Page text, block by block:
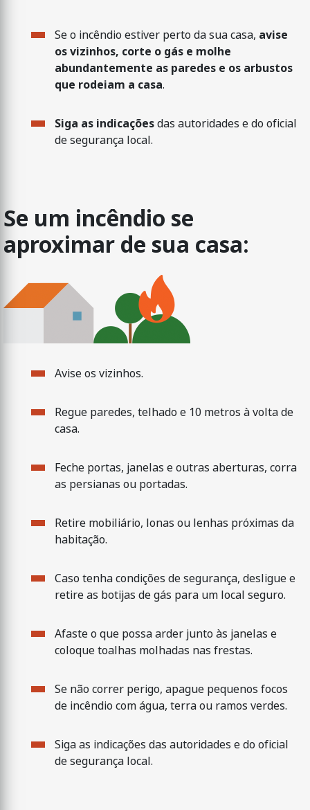
Se o incêndio estiver perto da sua casa, avise
os vizinhos, corte o gás e molhe
abundantemente as paredes e os arbustos
que rodeiam a casa.
Siga as indicaçõesdas autoridades e do oficial
de segurança local.
Se um incêndio se
aproximar de sua casa:
Avise os vizinhos.
Regue paredes, telhado e 10 metros à volta de
casa.
Feche portas, janelas e outras aberturas, corra
as persianas ou portadas.
Retire mobiliário, lonas ou lenhas próximas da
habitação.
Caso tenha condições de segurança, desligue e
retire as botijas de gás para um local seguro.
Afaste o que possa arder junto às janelas e
coloque toalhas molhadas nas frestas.
Se não correr perigo, apague pequenos focos
de incêndio com água, terra ou ramos verdes.
Siga as indicações das autoridades e do oficial
de segurança local.